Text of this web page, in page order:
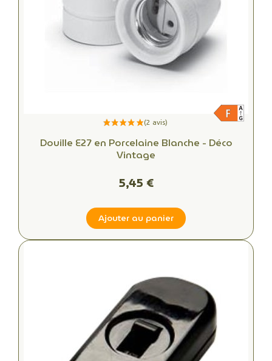
Douille E27 en Porcelaine Blanche - Déco
Vintage
5,45 €
Ajouter au panier